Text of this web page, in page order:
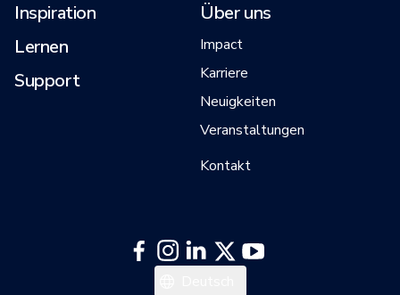
Inspiration
Lernen
Support
Über uns
Impact
Karriere
Neuigkeiten
Veranstaltungen
Kontakt